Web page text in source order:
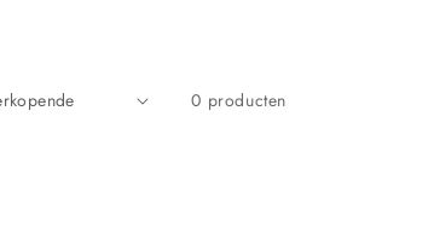
0 producten